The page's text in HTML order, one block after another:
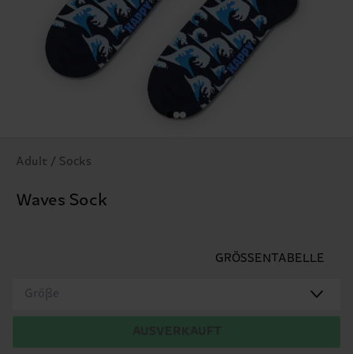
Adult / Socks
Waves Sock
GRÖSSENTABELLE
Größe